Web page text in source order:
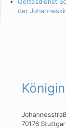
der
70176